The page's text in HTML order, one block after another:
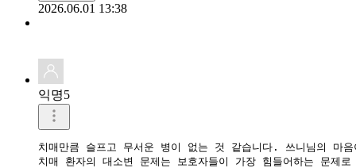
2026.06.01 13:38
익명5
치매만큼 슬프고 무서운 병이 없는 것 같습니다. 쓰니님의 마
치매 환자의 대소변 문제는 보호자들이 가장 힘들어하는 문제